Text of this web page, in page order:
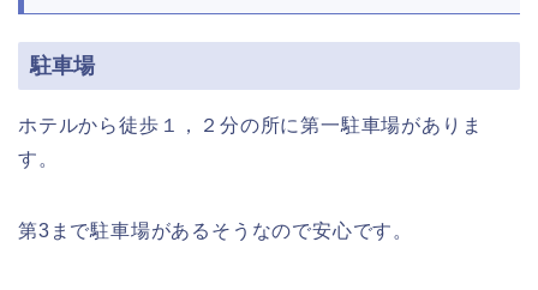
駐車場
ホテルから徒歩１，２分の所に第一駐車場がありま
す。
第3まで駐車場があるそうなので安心です。